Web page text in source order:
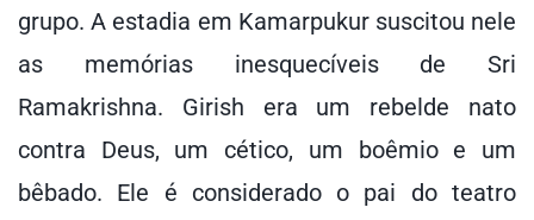
grupo. A estadia em Kamarpukur suscitou nele
as memórias inesquecíveis de Sri
Ramakrishna. Girish era um rebelde nato
contra Deus, um cético, um boêmio e um
bêbado. Ele é considerado o pai do teatro